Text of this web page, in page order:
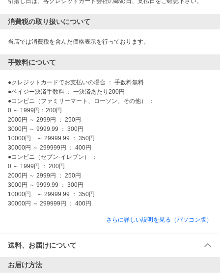
消費税の取り扱いについて
当店では消費税を含んだ価格表示を行っております。
手数料について
●クレジットカードでお支払いの場合 ： 手数料無料
●ペイジー決済手数料 ： 一決済あたり200円
●コンビニ（ファミリーマート、ローソン、その他） ：
0 ～ 1999円：200円
2000円 ～ 2999円 ： 250円
3000円 ～ 9999.99 ： 300円
10000円　～ 29999.99 ： 350円
30000円 ～ 299999円 ： 400円
●コンビニ（セブン-イレブン） ：
0 ～ 1999円 ： 200円
2000円 ～ 2999円 ： 250円
3000円 ～ 9999.99 ： 300円
10000円　～ 29999.99 ： 350円
30000円 ～ 299999円 ： 400円
さらに詳しい説明を見る（パソコン版）
送料、お届けについて
お届け方法